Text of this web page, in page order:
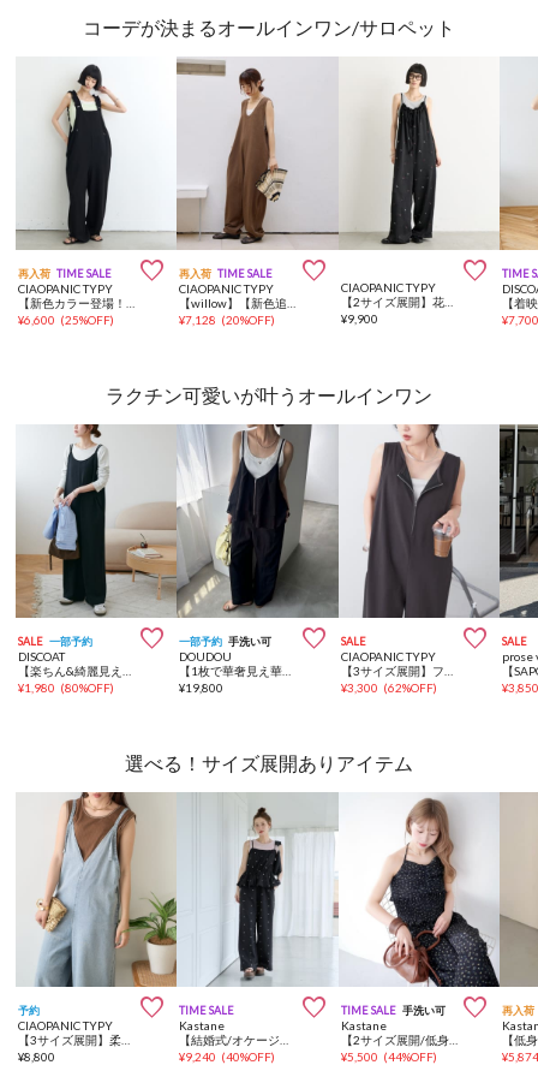
コーデが決まるオールインワン/サロペット
再入荷 TIME SALE 
CIAOPANIC TYPY
¥6,600 (25%OFF)
再入荷 TIME SALE 
CIAOPANIC TYPY
¥7,128 (20%OFF)

CIAOPANIC TYPY
【2サイズ展開】花柄刺繍リボンサテンサロペット
¥9,900
TIME
¥
ラクチン可愛いが叶うオールインワン
SALE 一部予約 
DISCOAT
【楽ちん&綺麗見え】とろみサロペット
¥1,980 (80%OFF)
一部予約 手洗い可 
DOUDOU
【1枚で華奢見え華やか！】フリルキャミサロペット
¥19,800
SALE 
CIAOPANIC TYPY
【3サイズ展開】フロントZIP裾ドロストオールインワン
¥3,300 (62%OFF)
SALE
prose
¥
選べる！サイズ展開ありアイテム
予約 
CIAOPANIC TYPY
¥8,800
TIME SALE 
Kastane
¥9,240 (40%OFF)
TIME SALE 手洗い可 
Kastane
【2サイズ展開/低身長サイズ】プリーツフラワーサロペット
¥5,500 (44%OFF)
再入荷
¥